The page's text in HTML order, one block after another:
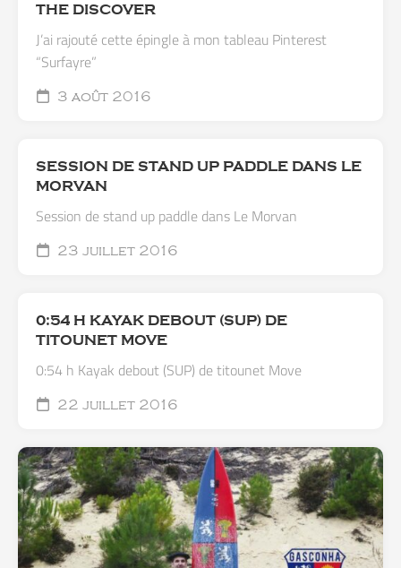
THE DISCOVER
J’ai rajouté cette épingle à mon tableau Pinterest
“Surfayre”
3 août 2016
SESSION DE STAND UP PADDLE DANS LE
MORVAN
Session de stand up paddle dans Le Morvan
23 juillet 2016
0:54 H KAYAK DEBOUT (SUP) DE
TITOUNET MOVE
0:54 h Kayak debout (SUP) de titounet Move
22 juillet 2016